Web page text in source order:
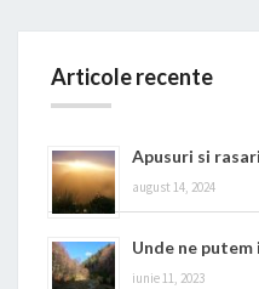
Articole recente
Apusuri si
august 14, 2024
Unde ne
iunie 11, 2023